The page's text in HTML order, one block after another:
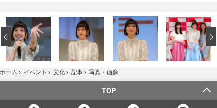
‹
ホーム › イベント › 文化 › 記事 › 写真・画像
TOP